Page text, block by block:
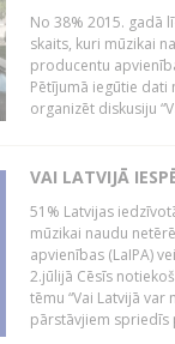
No 38% 2015. gadā
skaits, kuri mūzikai
producentu
Pētījumā iegūtie dati
organizēt diskusiju
VAI LATVIJĀ
51% Latvijas
mūzikai naudu
apvienības (LaIPA)
2.jūlijā Cēsīs
tēmu “Vai Latvijā
pārstāvjiem spriedīs